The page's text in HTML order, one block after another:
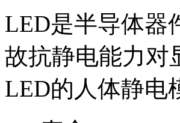
LED是半导体器
故抗静电能力对
LED的人体静电